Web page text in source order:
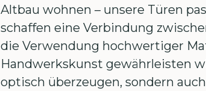
Altbau wohnen – unsere Türen
schaffen eine Verbindung
die Verwendung hochwertiger
Handwerkskunst gewährleisten
optisch überzeugen, sondern